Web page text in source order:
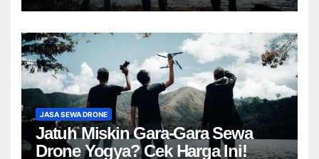
JASA SEWA DRONE
Jatuh Miskin Gara-Gara Sewa
Drone Yogya? Cek Harga Ini!